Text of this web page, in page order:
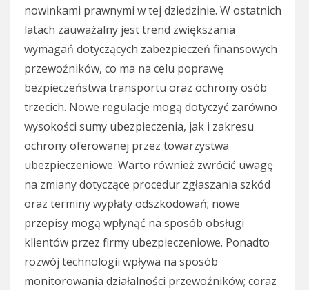
nowinkami prawnymi w tej dziedzinie. W ostatnich
latach zauważalny jest trend zwiększania
wymagań dotyczących zabezpieczeń finansowych
przewoźników, co ma na celu poprawę
bezpieczeństwa transportu oraz ochrony osób
trzecich. Nowe regulacje mogą dotyczyć zarówno
wysokości sumy ubezpieczenia, jak i zakresu
ochrony oferowanej przez towarzystwa
ubezpieczeniowe. Warto również zwrócić uwagę
na zmiany dotyczące procedur zgłaszania szkód
oraz terminy wypłaty odszkodowań; nowe
przepisy mogą wpłynąć na sposób obsługi
klientów przez firmy ubezpieczeniowe. Ponadto
rozwój technologii wpływa na sposób
monitorowania działalności przewoźników; coraz